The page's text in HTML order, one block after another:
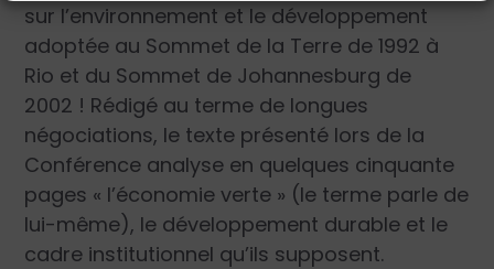
sur l’environnement et le développement
adoptée au Sommet de la Terre de 1992 à
Rio et du Sommet de Johannesburg de
2002 ! Rédigé au terme de longues
négociations, le texte présenté lors de la
Conférence analyse en quelques cinquante
pages « l’économie verte » (le terme parle de
lui-même), le développement durable et le
cadre institutionnel qu’ils supposent.